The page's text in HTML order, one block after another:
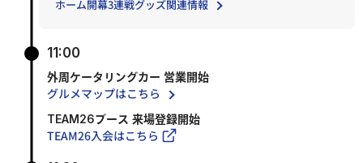
ホーム開幕3連戦グッズ関連情報
11:00
外周ケータリングカー 営業開始
グルメマップはこちら
TEAM26ブース 来場登録開始
TEAM26入会はこちら